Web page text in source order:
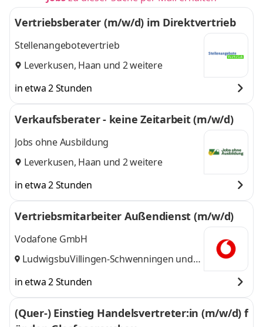
Vertriebsberater (m/w/d) im Direktvertrieb
Stellenangebotevertrieb
Leverkusen, Haan und 2 weitere
in etwa 2 Stunden
Verkaufsberater - keine Zeitarbeit (m/w/d)
Jobs ohne Ausbildung
Leverkusen, Haan und 2 weitere
in etwa 2 Stunden
Vertriebsmitarbeiter Außendienst (m/w/d)
Vodafone GmbH
Ludwigsburg,
Villingen-Schwenningen und
in etwa 2 Stunden
(Quer-) Einstieg Handelsvertreter:in (m/w/d) f